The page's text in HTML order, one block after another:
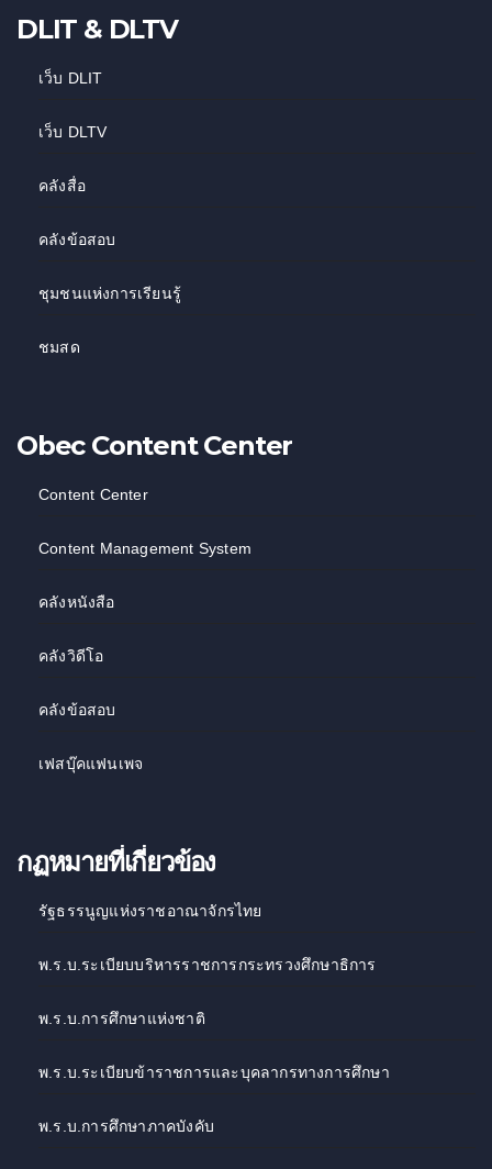
DLIT & DLTV
เว็บ DLIT
เว็บ DLTV
คลังสื่อ
คลังข้อสอบ
ชุมชนแห่งการเรียนรู้
ชมสด
Obec Content Center
Content Center
Content Management System
คลังหนังสือ
คลังวิดีโอ
คลังข้อสอบ
เฟสบุ๊คแฟนเพจ
กฏหมายที่เกี่ยวข้อง
รัฐธรรนูญแห่งราชอาณาจักรไทย
พ.ร.บ.ระเบียบบริหารราชการกระทรวงศึกษาธิการ
พ.ร.บ.การศึกษาแห่งชาติ
พ.ร.บ.ระเบียบข้าราชการและบุคลากรทางการศึกษา
พ.ร.บ.การศึกษาภาคบังคับ